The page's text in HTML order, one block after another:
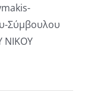
Σύμβουλου
ΝΙΚΟΥ